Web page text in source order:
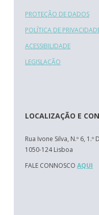
PROTEÇÃO DE DADOS
POLÍTICA DE
ACESSIBILIDADE
LEGISLAÇÃO
LOCALIZAÇÃO E
Rua Ivone Silva, N.º 6, 1.º
1050-124 Lisboa
FALE CONNOSCO AQUI